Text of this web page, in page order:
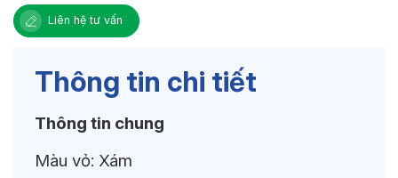
Liên hệ tư vấn
Thông tin chi tiết
Thông tin chung
Màu vỏ: Xám